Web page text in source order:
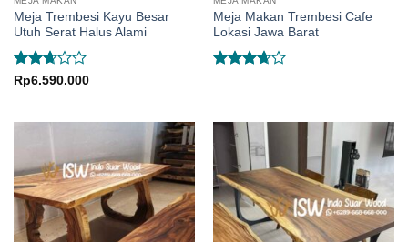
Meja Trembesi Kayu Besar
Utuh Serat Halus Alami
Rated
5
Rp6.590.000
Meja Makan Trembesi Cafe
Lokasi Jawa Barat